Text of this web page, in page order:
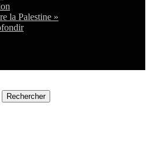
la Palestine »